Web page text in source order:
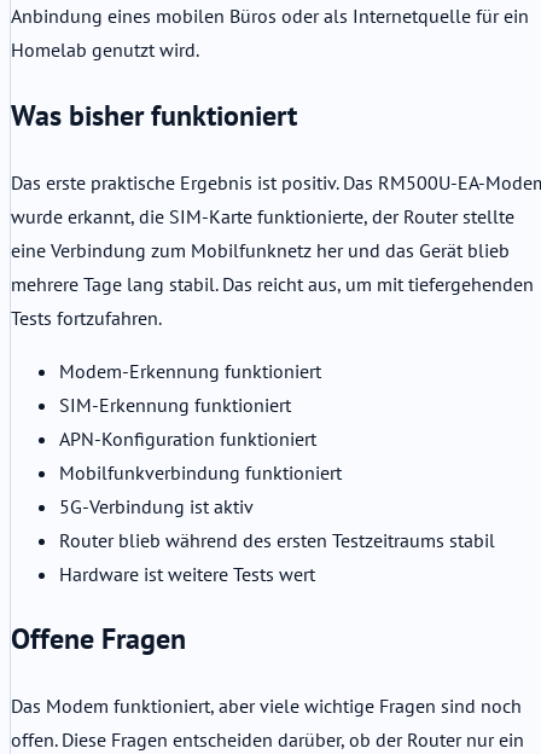
Anbindung eines mobilen Büros oder als Internetquelle für ein
Homelab genutzt wird.
Was bisher funktioniert
Das erste praktische Ergebnis ist positiv. Das RM500U-EA-
wurde erkannt, die SIM-Karte funktionierte, der Router stellte
eine Verbindung zum Mobilfunknetz her und das Gerät blieb
mehrere Tage lang stabil. Das reicht aus, um mit tiefergehenden
Tests fortzufahren.
Modem-Erkennung funktioniert
SIM-Erkennung funktioniert
APN-Konfiguration funktioniert
Mobilfunkverbindung funktioniert
5G-Verbindung ist aktiv
Router blieb während des ersten Testzeitraums stabil
Hardware ist weitere Tests wert
Offene Fragen
Das Modem funktioniert, aber viele wichtige Fragen sind noch
offen. Diese Fragen entscheiden darüber, ob der Router nur ein